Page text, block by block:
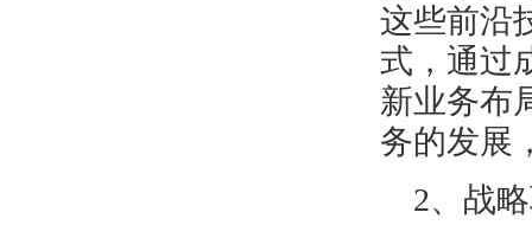
这些前沿
式，通过
新业务布
务的发展
2、战